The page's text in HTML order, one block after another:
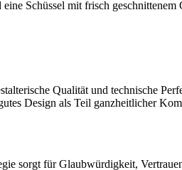
Qualität und technische
Design als Teil ganzheitlicher
sorgt für Glaubwürdigkeit,